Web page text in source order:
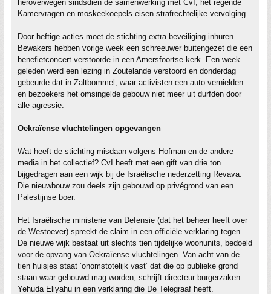
heroverwegen sindsdien de samenwerking met CvI, het regende
Kamervragen en moskeekoepels eisen strafrechtelijke vervolging.
Door heftige acties moet de stichting extra beveiliging inhuren.
Bewakers hebben vorige week een schreeuwer buitengezet die een
benefietconcert verstoorde in een Amersfoortse kerk. Een week
geleden werd een lezing in Zoutelande verstoord en donderdag
gebeurde dat in Zaltbommel, waar activisten een auto vernielden
en bezoekers het omsingelde gebouw niet meer uit durfden door
alle agressie.
Oekraïense vluchtelingen opgevangen
Wat heeft de stichting misdaan volgens Hofman en de andere
media in het collectief? CvI heeft met een gift van drie ton
bijgedragen aan een wijk bij de Israëlische nederzetting Revava.
Die nieuwbouw zou deels zijn gebouwd op privégrond van een
Palestijnse boer.
Het Israëlische ministerie van Defensie (dat het beheer heeft over
de Westoever) spreekt de claim in een officiële verklaring tegen.
De nieuwe wijk bestaat uit slechts tien tijdelijke woonunits, bedoeld
voor de opvang van Oekraïense vluchtelingen. Van acht van de
tien huisjes staat ’onomstotelijk vast’ dat die op publieke grond
staan waar gebouwd mag worden, schrijft directeur burgerzaken
Yehuda Eliyahu in een verklaring die De Telegraaf heeft.